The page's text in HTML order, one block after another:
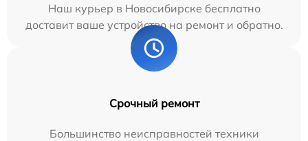
Наш курьер в Новосибирске бесплатно
доставит ваше устройство на ремонт и обратно.
Срочный ремонт
Большинство неисправностей техники